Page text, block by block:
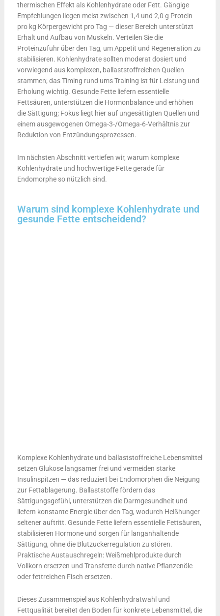
thermischen Effekt als Kohlenhydrate oder Fett. Gängige
Empfehlungen liegen meist zwischen 1,4 und 2,0 g Protein
pro kg Körpergewicht pro Tag — dieser Bereich unterstützt
Erhalt und Aufbau von Muskeln. Verteilen Sie die
Proteinzufuhr über den Tag, um Appetit und Regeneration zu
stabilisieren. Kohlenhydrate sollten moderat dosiert und
vorwiegend aus komplexen, ballaststoffreichen Quellen
stammen; das Timing rund ums Training ist für Leistung und
Erholung wichtig. Gesunde Fette liefern essentielle
Fettsäuren, unterstützen die Hormonbalance und erhöhen
die Sättigung; Fokus liegt hier auf ungesättigten Quellen und
einem ausgewogenen Omega-3-/Omega-6-Verhältnis zur
Reduktion von Entzündungsprozessen.
Im nächsten Abschnitt vertiefen wir, warum komplexe
Kohlenhydrate und hochwertige Fette gerade für
Endomorphe so nützlich sind.
Warum sind komplexe Kohlenhydrate und
gesunde Fette entscheidend?
Komplexe Kohlenhydrate und ballaststoffreiche Lebensmittel
setzen Glukose langsamer frei und vermeiden starke
Insulinspitzen — das reduziert bei Endomorphen die Neigung
zur Fettablagerung. Ballaststoffe fördern das
Sättigungsgefühl, unterstützen die Darmgesundheit und
liefern konstante Energie über den Tag, wodurch Heißhunger
seltener auftritt. Gesunde Fette liefern essentielle Fettsäuren,
stabilisieren Hormone und sorgen für langanhaltende
Sättigung, ohne die Blutzuckerregulation zu stören.
Praktische Austauschregeln: Weißmehlprodukte durch
Vollkorn ersetzen und Transfette durch native Pflanzenöle
oder fettreichen Fisch ersetzen.
Dieses Zusammenspiel aus Kohlenhydratwahl und
Fettqualität bereitet den Boden für konkrete Lebensmittel, die